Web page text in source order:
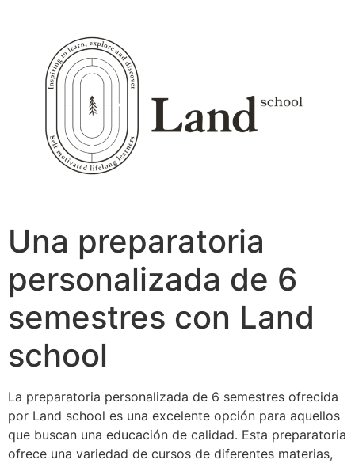
contenido
Una preparatoria
personalizada de 6
semestres con Land
school
La preparatoria personalizada de 6 semestres ofrecida
por Land school es una excelente opción para aquellos
que buscan una educación de calidad. Esta preparatoria
ofrece una variedad de cursos de diferentes materias,